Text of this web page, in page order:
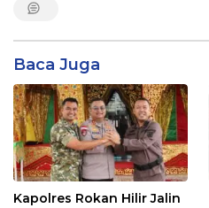
Baca Juga
Kapolres Rokan Hilir Jalin